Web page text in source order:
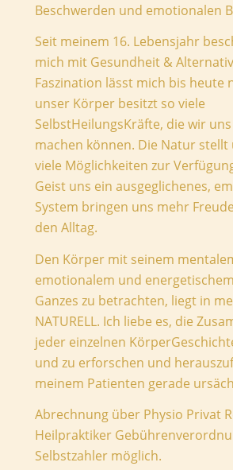
Beschwerden und emotionalen
Seit meinem 16. Lebensjahr
mich mit Gesundheit &
Faszination lässt mich bis heute
unser Körper besitzt so viele
SelbstHeilungsKräfte, die wir
machen können. Die Natur stellt
viele Möglichkeiten zur
Geist uns ein ausgeglichenes,
System bringen uns mehr
den Alltag.
Den Körper mit seinem
emotionalem und
Ganzes zu betrachten, liegt in
NATURELL. Ich liebe es, die
jeder einzelnen
und zu erforschen und
meinem Patienten gerade
Abrechnung über Physio Privat
Heilpraktiker
Selbstzahler möglich.